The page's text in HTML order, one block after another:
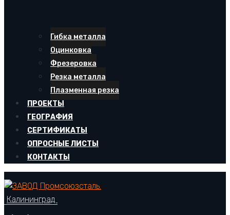
Гибка металла
Оцинковка
Фрезеровка
Резка металла
Плазменная резка
ПРОЕКТЫ
ГЕОГРАФИЯ
СЕРТИФИКАТЫ
ОПРОСНЫЕ ЛИСТЫ
КОНТАКТЫ
Калининград